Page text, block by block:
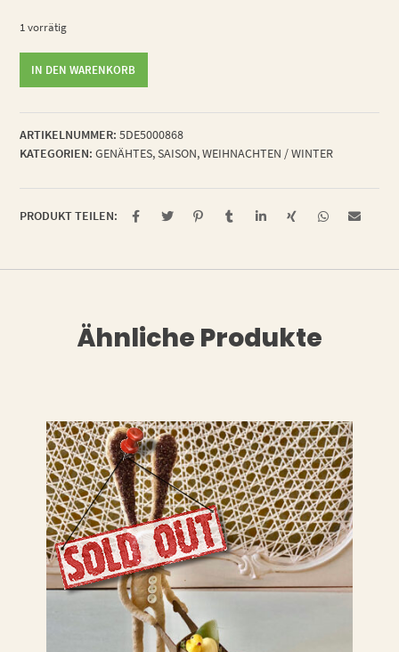
1 vorrätig
Menge
IN DEN WARENKORB
ARTIKELNUMMER: 5DE5000868
KATEGORIEN: GENÄHTES,SAISON,WEIHNACHTEN / WINTER
PRODUKT TEILEN:
Ähnliche Produkte